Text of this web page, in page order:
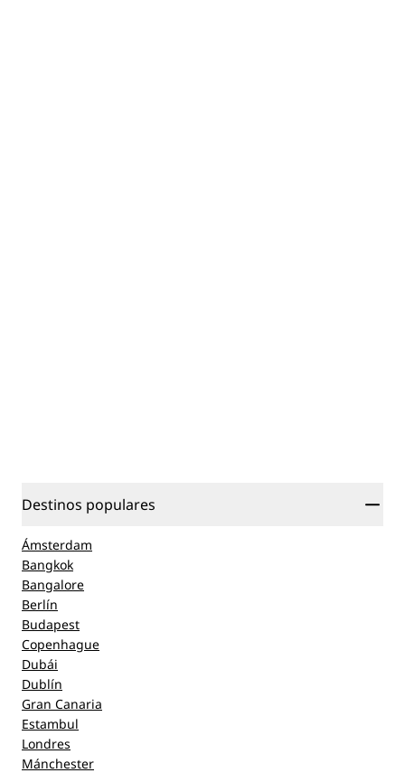
Destinos populares
Ámsterdam
Bangkok
Bangalore
Berlín
Budapest
Copenhague
Dubái
Dublín
Gran Canaria
Estambul
Londres
Mánchester